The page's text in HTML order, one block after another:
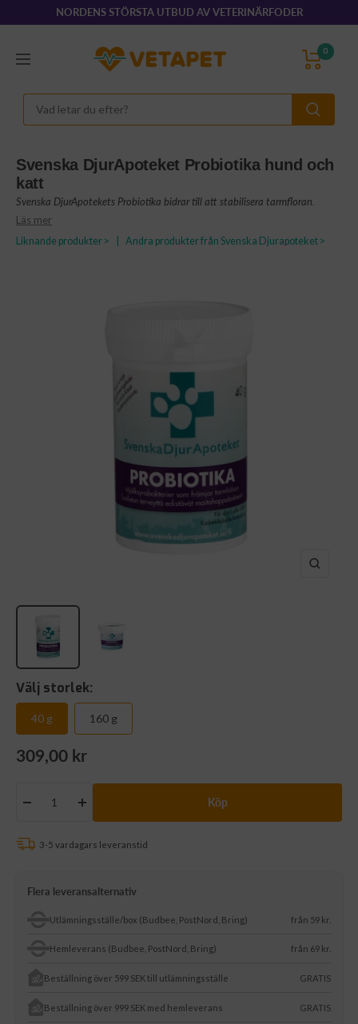
till
NORDENS STÖRSTA UTBUD AV VETERINÄRFODER
Navigering
VetaPet.com 0
Zooma
Svenska DjurApoteket Probiotika hund och
katt
Svenska DjurApotekets Probiotika bidrar till att stabilisera tarmfloran.
Läs mer
Liknande produkter > Andra produkter från Svenska Djurapoteket >
Välj storlek:
40 g 160 g
Rea-
309,00 kr
Minska
Öka
Köp
3-5 vardagars leveranstid
Flera leveransalternativ
Utlämningsställe/box (Budbee, PostNord, Bring) från 59 kr.
Hemleverans (Budbee, PostNord, Bring) från 69 kr.
Beställning över 599 SEK till utlämningsställe GRATIS
Beställning över 999 SEK med hemleverans GRATIS